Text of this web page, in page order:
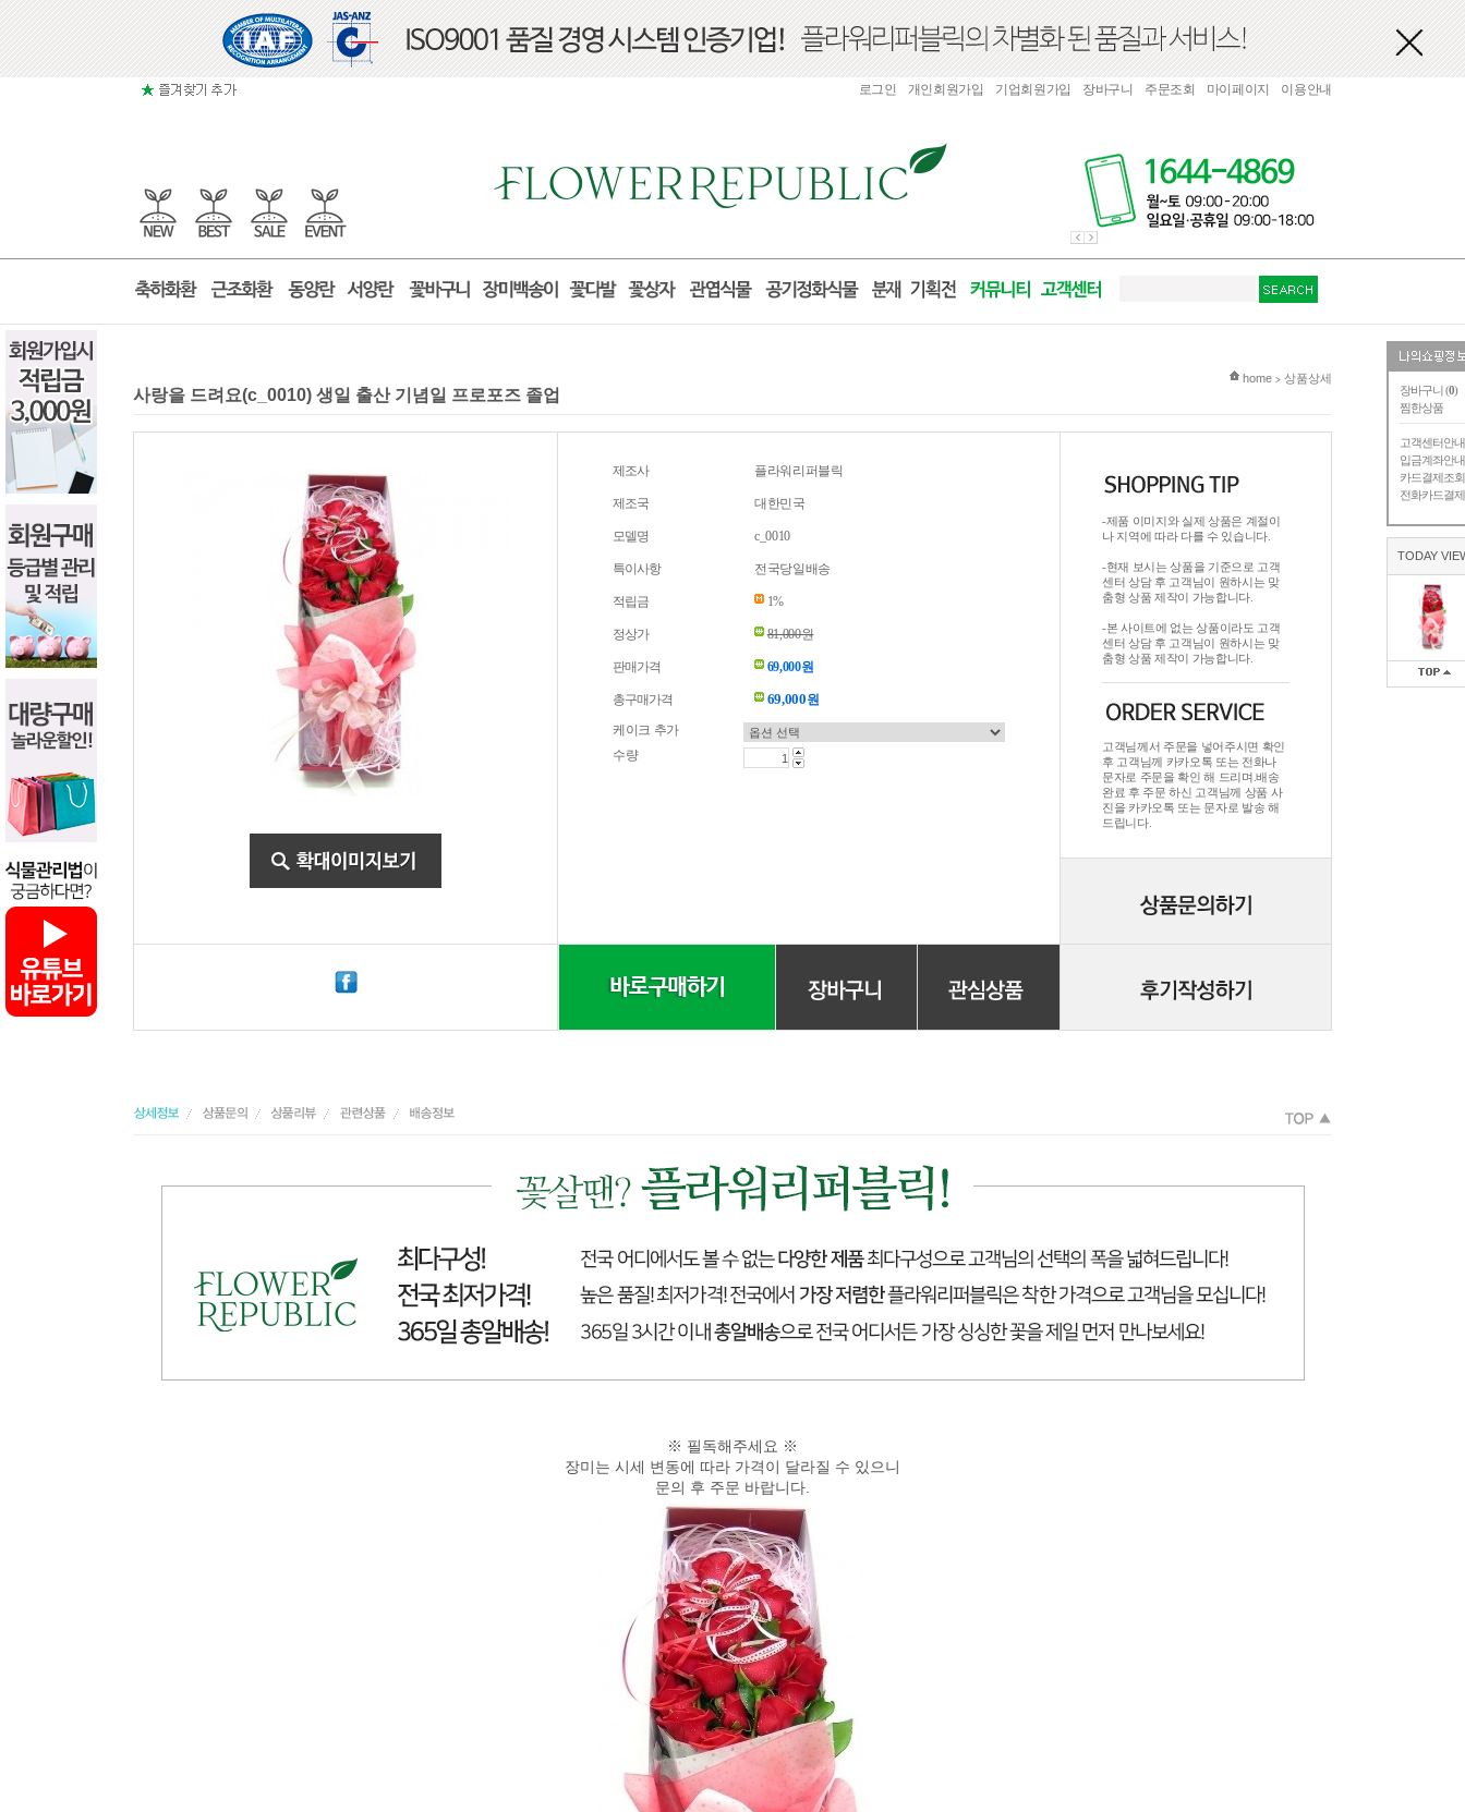
장바구니 (0)
찜한상품
고객센터안내
입금계좌안내
카드결제조회
전화카드결제
TODAY
로그인 개인회원가입 기업회원가입 장바구니 주문조회 마이페이지 이용안내
현재 위치
home > 상품상세
사랑을 드려요(c_0010) 생일 출산 기념일 프로포즈 졸업
제조사 플라워리퍼블릭
제조국 대한민국
모델명 c_0010
특이사항 전국당일배송
적립금 1%
정상가 81,000원
판매가격 69,000원
총구매가격 69,000원
케이크 추가
수량
-제품 이미지와 실제 상품은 계절이
나 지역에 따라 다를 수 있습니다.
-현재 보시는 상품을 기준으로 고객
센터 상담 후 고객님이 원하시는 맞
춤형 상품 제작이 가능합니다.
-본 사이트에 없는 상품이라도 고객
센터 상담 후 고객님이 원하시는 맞
춤형 상품 제작이 가능합니다.
고객님께서 주문을 넣어주시면 확인
후 고객님께 카카오톡 또는 전화나
문자로 주문을 확인 해 드리며.배송
완료 후 주문 하신 고객님께 상품 사
진을 카카오톡 또는 문자로 발송 해
드립니다.
※ 필독해주세요 ※
장미는 시세 변동에 따라 가격이 달라질 수 있으니
문의 후 주문 바랍니다.